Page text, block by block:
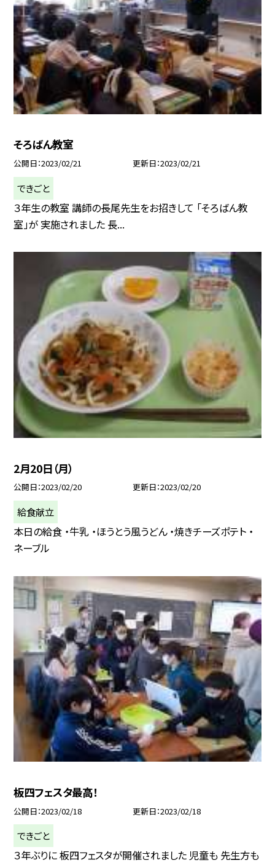
そろばん教室
公開日 2023/02/21 更新日 2023/02/21
できごと
３年生の教室 講師の長尾先生をお招きして 「そろばん教
室」が 実施されました 長...
2月20日（月）
公開日 2023/02/20 更新日 2023/02/20
給食献立
本日の給食 ・牛乳 ・ほうとう風うどん ・焼きチーズポテト ・
ネーブル
板四フェスタ最高！
公開日 2023/02/18 更新日 2023/02/18
できごと
３年ぶりに 板四フェスタが開催されました 児童も 先生方も